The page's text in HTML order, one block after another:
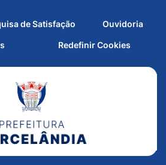
de Satisfação Ouvidoria
Redefinir CookiesAbrir